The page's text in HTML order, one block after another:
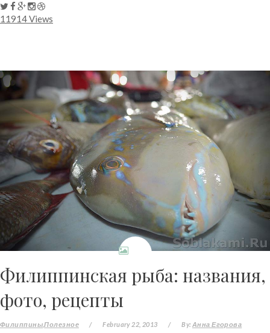
11914 Views
Филиппинская рыба: названия,
фото, рецепты
ФилиппиныПолезное / February 22, 2013 / By: Анна Егорова